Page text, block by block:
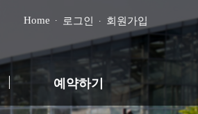
Home 로그인 회원가입
예약하기